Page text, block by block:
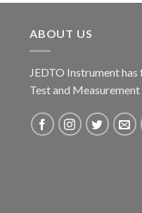
ABOUT US
JEDTO Instrument has
Test and Measurement